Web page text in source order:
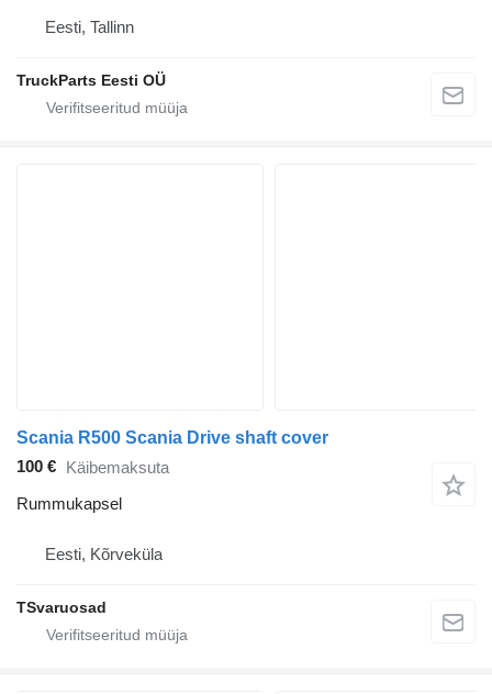
Eesti, Tallinn
TruckParts Eesti OÜ
Scania R500 Scania Drive shaft cover
100 € Käibemaksuta
Rummukapsel
Eesti, Kõrveküla
TSvaruosad